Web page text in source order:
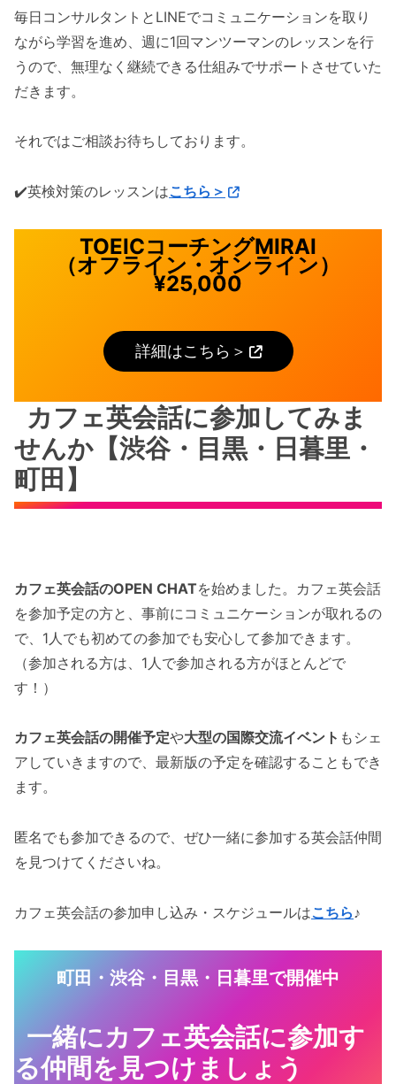
毎日コンサルタントとLINEでコミュニケーションを取り
ながら学習を進め、週に1回マンツーマンのレッスンを行
うので、無理なく継続できる仕組みでサポートさせていた
だきます。
それではご相談お待ちしております。
✔️英検対策のレッスンはこちら＞
TOEICコーチングMIRAI
（オフライン・オンライン）
¥25,000
詳細はこちら＞
カフェ英会話に参加してみま
せんか【渋谷・目黒・日暮里・
町田】
カフェ英会話のOPEN CHATを始めました。カフェ英会話
を参加予定の方と、事前にコミュニケーションが取れるの
で、1人でも初めての参加でも安心して参加できます。
（参加される方は、1人で参加される方がほとんどで
す！）
カフェ英会話の開催予定や大型の国際交流イベント もシェ
アしていきますので、最新版の予定を確認することもでき
ます。
匿名でも参加できるので、ぜひ一緒に参加する英会話仲間
を見つけてくださいね。
カフェ英会話の参加申し込み・スケジュールはこちら♪
町田・渋谷・目黒・日暮里で開催中
一緒にカフェ英会話に参加す
る仲間を見つけましょう